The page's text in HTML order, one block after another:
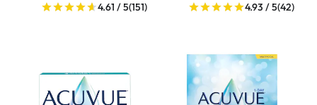
4.61 / 5(151) 4.93 / 5(42)